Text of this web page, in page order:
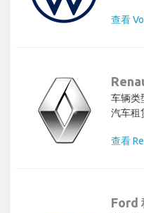
查看
车辆类
汽车租
查看
Ford